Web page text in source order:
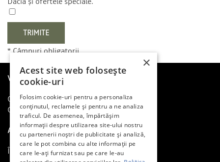
* Câmpuri obligatorii.
Vreau o Dacia
Cere o ofertă
Comunică cu noi
Am o Dacia
Întreținere și reparații
×
Acest site web folosește
cookie-uri
Folosim cookie-uri pentru a personaliza
conținutul, reclamele și pentru a ne analiza
traficul. De asemenea, împărtășim
informații despre utilizarea site-ului nostru
cu partenerii noștri de publicitate și analiză,
care le pot combina cu alte informații pe
care le-ați furnizat sau pe care le-au